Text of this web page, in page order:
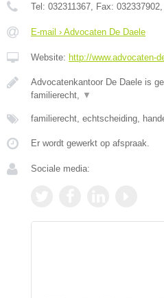
Tel: 032311367 , Fax: 032337902
E-mail › Advocaten De Daele
Website: http://www.advocaten-
Advocatenkantoor De Daele is
familierecht,
▼
familierecht, echtscheiding,
Er wordt gewerkt op afspraak.
Sociale media: